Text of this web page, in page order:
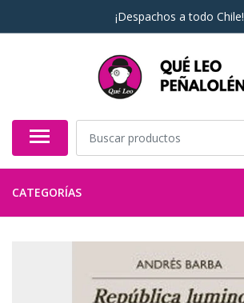
¡Despachos a todo Chile!
CATEGORÍAS